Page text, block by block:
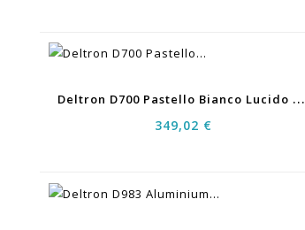
D
Eltron D700 Pastello Bianco Lucido 3,5LT
349,02 €